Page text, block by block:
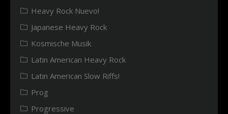
Heavy Rock Nuevo!
Japanese Heavy Rock
Kosmische Musik
Latin American Heavy Rock
Latin American Slow Riffs!
Prog
Progressive